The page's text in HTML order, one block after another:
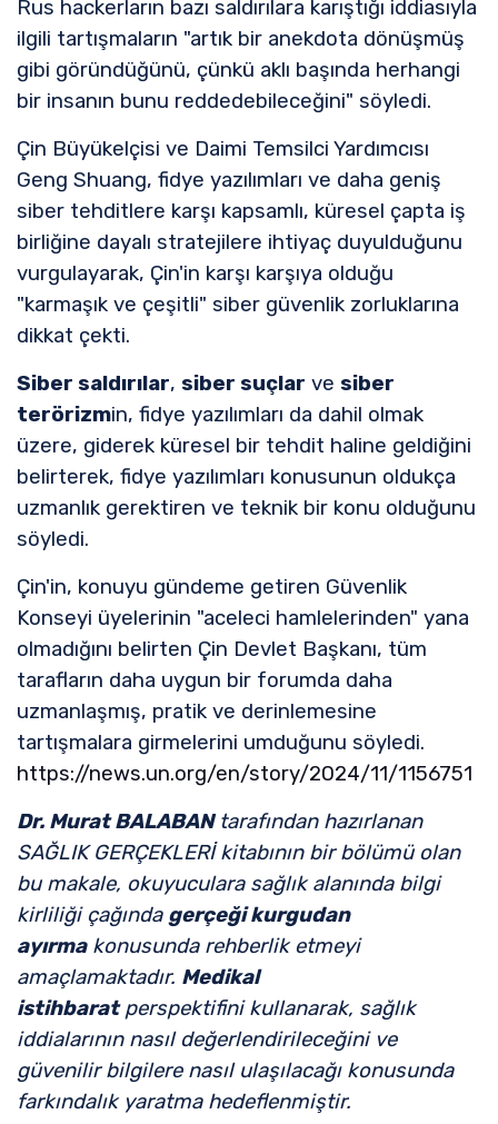
Rus hackerların bazı saldırılara karıştığı iddiasıyla
ilgili tartışmaların "artık bir anekdota dönüşmüş
gibi göründüğünü, çünkü aklı başında herhangi
bir insanın bunu reddedebileceğini" söyledi.
Çin Büyükelçisi ve Daimi Temsilci Yardımcısı
Geng Shuang, fidye yazılımları ve daha geniş
siber tehditlere karşı kapsamlı, küresel çapta iş
birliğine dayalı stratejilere ihtiyaç duyulduğunu
vurgulayarak, Çin'in karşı karşıya olduğu
"karmaşık ve çeşitli" siber güvenlik zorluklarına
dikkat çekti.
Siber saldırılar, siber suçlar ve siber
terörizmin, fidye yazılımları da dahil olmak
üzere, giderek küresel bir tehdit haline geldiğini
belirterek, fidye yazılımları konusunun oldukça
uzmanlık gerektiren ve teknik bir konu olduğunu
söyledi.
Çin'in, konuyu gündeme getiren Güvenlik
Konseyi üyelerinin "aceleci hamlelerinden" yana
olmadığını belirten Çin Devlet Başkanı, tüm
tarafların daha uygun bir forumda daha
uzmanlaşmış, pratik ve derinlemesine
tartışmalara girmelerini umduğunu söyledi.
https://news.un.org/en/story/2024/11/1156751
Dr. Murat BALABANtarafından hazırlanan
SAĞLIK GERÇEKLERİ kitabının bir bölümü olan
bu makale, okuyuculara sağlık alanında bilgi
kirliliği çağında gerçeği kurgudan
ayırmakonusunda rehberlik etmeyi
amaçlamaktadır. Medikal
istihbaratperspektifini kullanarak, sağlık
iddialarının nasıl değerlendirileceğini ve
güvenilir bilgilere nasıl ulaşılacağı konusunda
farkındalık yaratma hedeflenmiştir.